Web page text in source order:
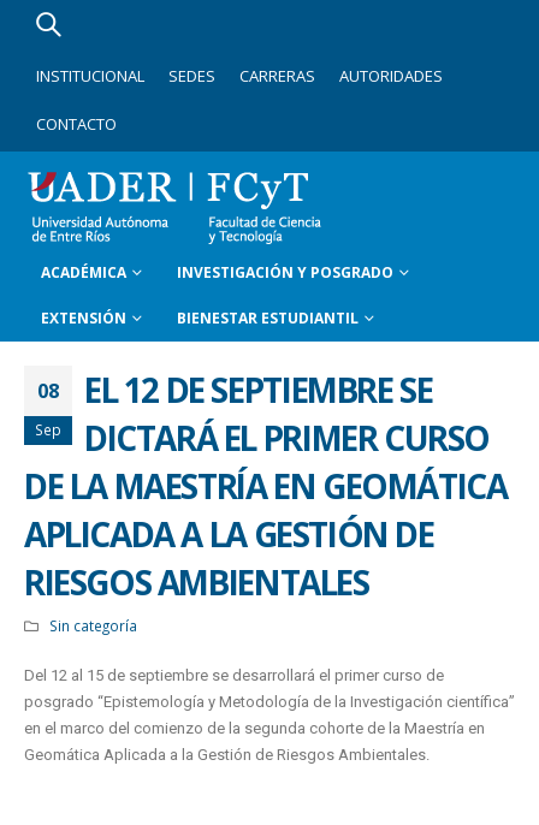
INSTITUCIONAL SEDES CARRERAS AUTORIDADES
CONTACTO
ACADÉMICA INVESTIGACIÓN Y POSGRADO
EXTENSIÓN BIENESTAR ESTUDIANTIL
08
Sep
EL 12 DE SEPTIEMBRE SE
DICTARÁ EL PRIMER CURSO
DE LA MAESTRÍA EN GEOMÁTICA
APLICADA A LA GESTIÓN DE
RIESGOS AMBIENTALES
Sin categoría
Del 12 al 15 de septiembre se desarrollará el primer curso de
posgrado “Epistemología y Metodología de la Investigación científica”
en el marco del comienzo de la segunda cohorte de la Maestría en
Geomática Aplicada a la Gestión de Riesgos Ambientales.